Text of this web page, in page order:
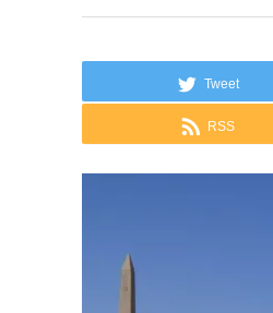
Tweet
RSS